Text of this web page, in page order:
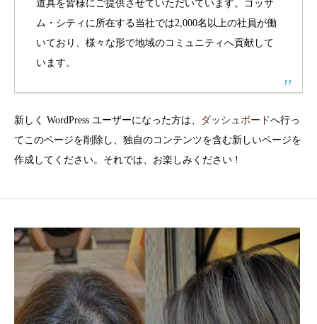
道具を皆様にご提供させていただいています。ゴッサ
ム・シティに所在する当社では2,000名以上の社員が働
いており、様々な形で地域のコミュニティへ貢献して
います。
新しく WordPress ユーザーになった方は、 ダッシュボードへ行っ
てこのページを削除し、独自のコンテンツを含む新しいページを
作成してください。それでは、お楽しみください !